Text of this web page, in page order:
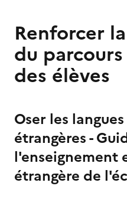
Renforcer
du
des élèves
Oser les
étrangères -
l'enseignement
étrangère de